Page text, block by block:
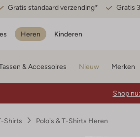
Gratis standaard verzending* Gratis
Heren Kinderen
& Accessoires Nieuw Merken
Shop nu:
Shirts Polo's & T-Shirts Heren